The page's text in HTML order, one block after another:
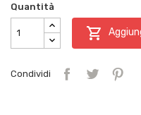
Quantità

Condividi